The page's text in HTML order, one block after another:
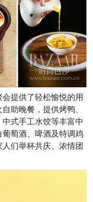
提供了轻松愉悦的用
助晚餐，提供烤鸭、
式手工水饺等丰富中
萄酒、啤酒及特调鸡
们举杯共庆、浓情团